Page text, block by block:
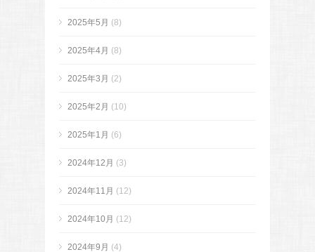
2025年5月 (8)
2025年4月 (8)
2025年3月 (2)
2025年2月 (10)
2025年1月 (6)
2024年12月 (3)
2024年11月 (12)
2024年10月 (12)
2024年9月 (4)